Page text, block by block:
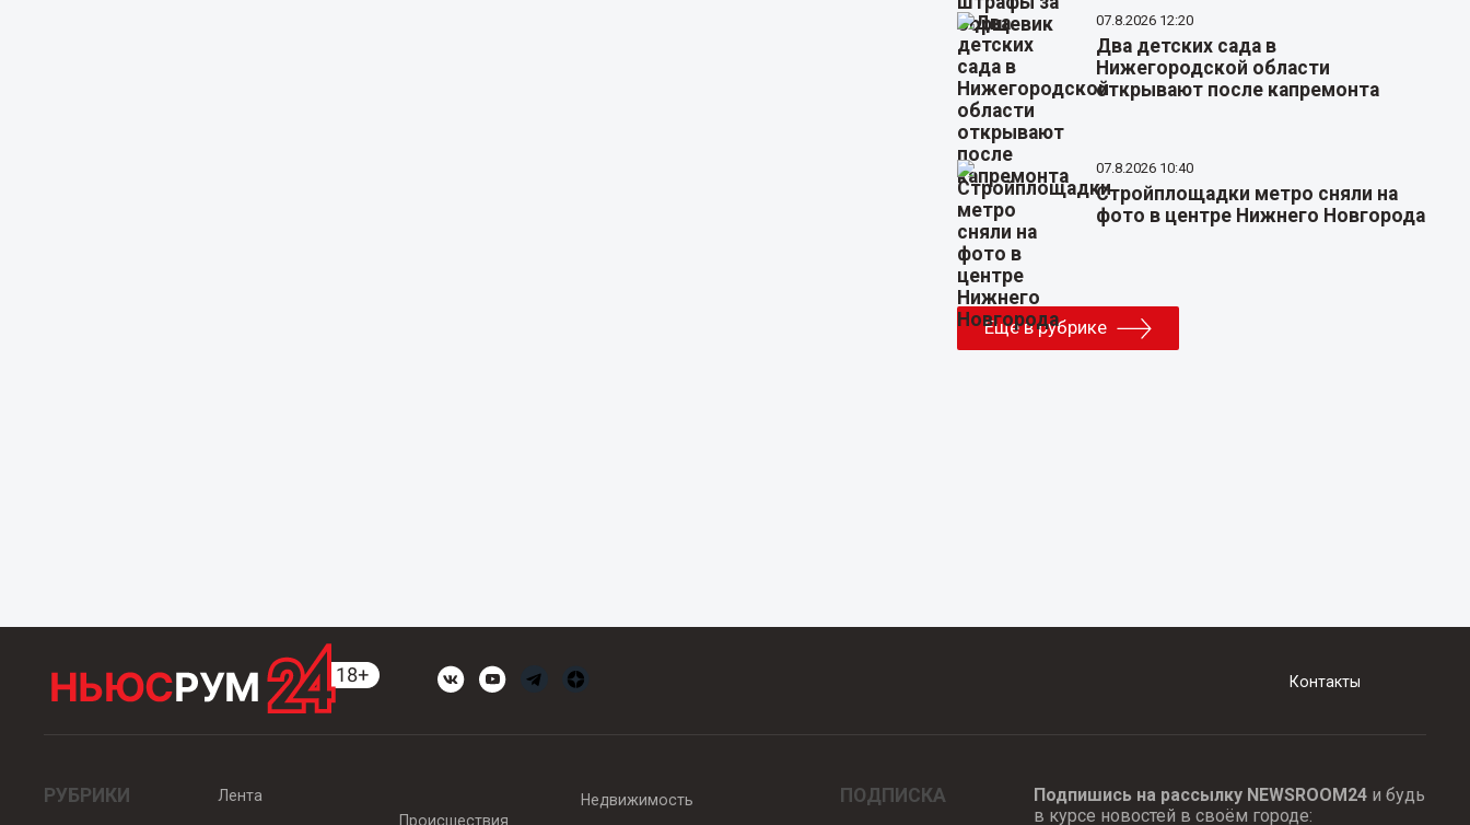
07.8.2026 12:20
Два детских сада в
Нижегородской области
открывают после капремонта
07.8.2026 10:40
Стройплощадки метро сняли на
фото в центре Нижнего Новгорода
Еще в рубрике
Контакты
РУБРИКИ
Лента
Происшествия
Недвижимость ПОДПИСКА Подпишись на рассылку NEWSROOM24и будь
в курсе новостей в своём городе: